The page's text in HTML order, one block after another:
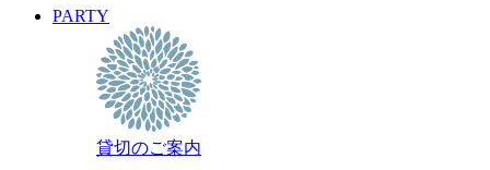
PARTY
貸切のご案内